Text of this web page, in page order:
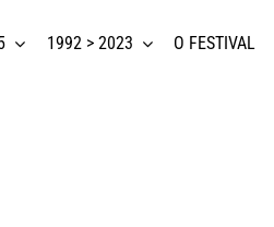
1992 > 2023 O FESTIVAL